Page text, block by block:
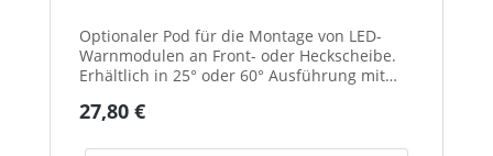
Optionaler Pod für die Montage von LED-
Warnmodulen an Front- oder Heckscheibe.
Erhältlich in 25° oder 60° Ausführung mit
Regulärer Preis:
27,80 €